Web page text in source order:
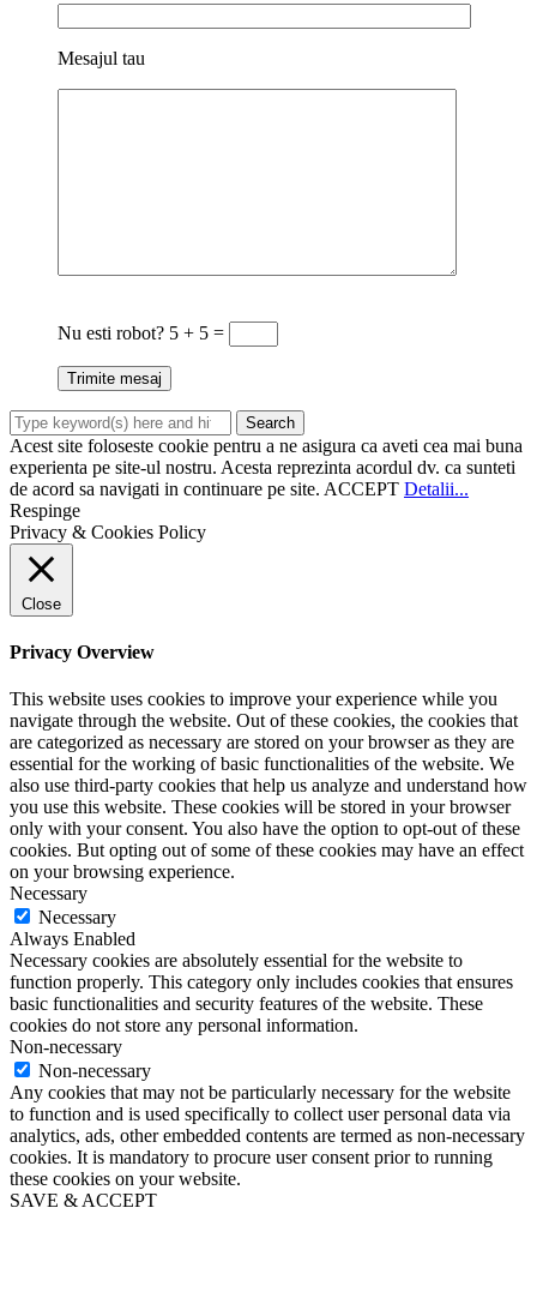
Mesajul tau
Nu esti robot? 5 + 5 =
Acest site foloseste cookie pentru a ne asigura ca aveti cea mai buna
experienta pe site-ul nostru. Acesta reprezinta acordul dv. ca sunteti
de acord sa navigati in continuare pe site. ACCEPT Detalii...
Respinge
Privacy & Cookies Policy
Close
Privacy Overview
This website uses cookies to improve your experience while you
navigate through the website. Out of these cookies, the cookies that
are categorized as necessary are stored on your browser as they are
essential for the working of basic functionalities of the website. We
also use third-party cookies that help us analyze and understand how
you use this website. These cookies will be stored in your browser
only with your consent. You also have the option to opt-out of these
cookies. But opting out of some of these cookies may have an effect
on your browsing experience.
Necessary
Necessary
Always Enabled
Necessary cookies are absolutely essential for the website to
function properly. This category only includes cookies that ensures
basic functionalities and security features of the website. These
cookies do not store any personal information.
Non-necessary
Non-necessary
Any cookies that may not be particularly necessary for the website
to function and is used specifically to collect user personal data via
analytics, ads, other embedded contents are termed as non-necessary
cookies. It is mandatory to procure user consent prior to running
these cookies on your website.
SAVE & ACCEPT